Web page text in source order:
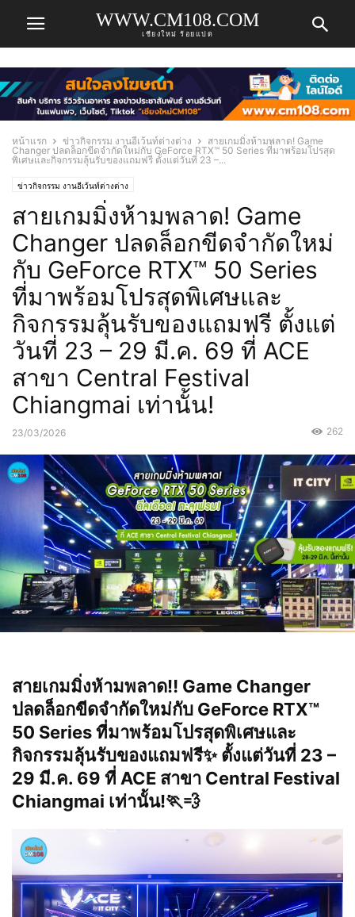
WWW.CM108.COM
เชียงใหม่ ร้อยแปด
หน้าแรก ข่าวกิจกรรม งานอีเว้นท์ต่างต่าง
สายเกมมิ่งห้ามพลาด! Game
Changer ปลดล็อกขีดจำกัดใหม่กับ GeForce RTX™ 50 Series ที่มาพร้อมโปรสุด
พิเศษและกิจกรรมลุ้นรับของแถมฟรี ตั้งแต่วันที่ 23 –...
ข่าวกิจกรรม งานอีเว้นท์ต่างต่าง
สายเกมมิ่งห้ามพลาด! Game
Changer ปลดล็อกขีดจำกัดใหม่
กับ GeForce RTX™ 50 Series
ที่มาพร้อมโปรสุดพิเศษและ
กิจกรรมลุ้นรับของแถมฟรี ตั้งแต่
วันที่ 23 – 29 มี.ค. 69 ที่ ACE
สาขา Central Festival
Chiangmai เท่านั้น!
23/03/2026 262
สายเกมมิ่งห้ามพลาด‼️ Game Changer
ปลดล็อกขีดจำกัดใหม่กับ GeForce RTX™
50 Series ที่มาพร้อมโปรสุดพิเศษและ
กิจกรรมลุ้นรับของแถมฟรี✨ ตั้งแต่วันที่ 23 –
29 มี.ค. 69 ที่ ACE สาขา Central Festival
Chiangmai เท่านั้น!🏃💨